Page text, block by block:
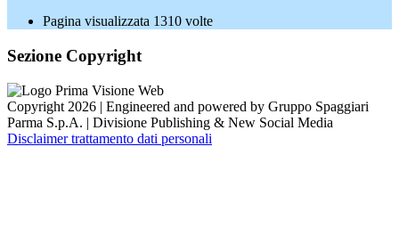
Pagina visualizzata 1310 volte
Sezione Copyright
Copyright 2026 | Engineered and powered by Gruppo Spaggiari
Parma S.p.A. | Divisione Publishing & New Social Media
Disclaimer trattamento dati personali